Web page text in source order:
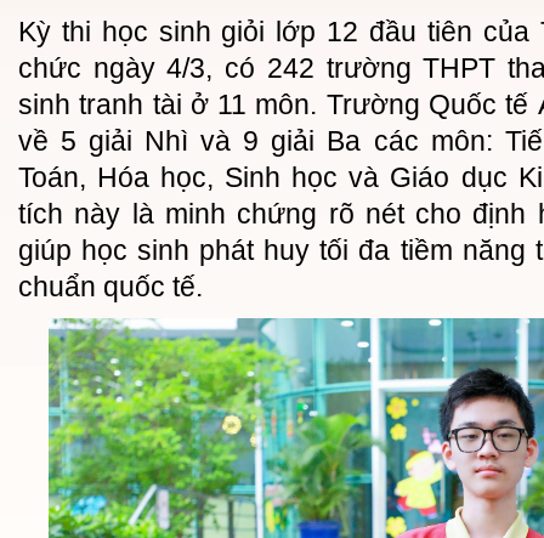
Kỳ thi học sinh giỏi lớp 12 đầu tiên của
chức ngày 4/3, có 242 trường THPT
sinh tranh tài ở 11 môn. Trường Quốc tế
về 5 giải Nhì và 9 giải Ba các môn:
Toán, Hóa học, Sinh học và Giáo dục
tích này là minh chứng rõ nét cho định
giúp học sinh phát huy tối đa tiềm năng
chuẩn quốc tế.